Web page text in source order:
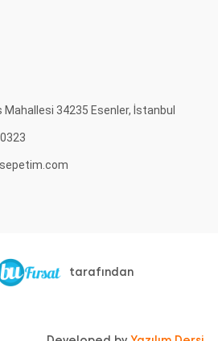
34235 Esenler, İstanbul
tarafından